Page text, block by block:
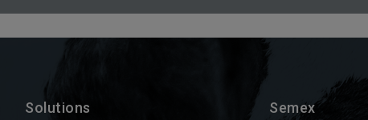
Solutions Semex